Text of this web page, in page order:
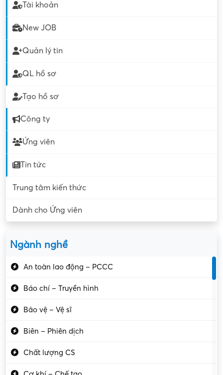
Tài khoản
New JOB
Quản lý tin
QL hồ sơ
Tạo hồ sơ
Công ty
Ứng viên
Tin tức
Trung tâm kiến thức
Dành cho Ứng viên
Ngành nghề
An toàn lao động – PCCC
Báo chí – Truyền hình
Bảo vệ – Vệ sĩ
Biên – Phiên dịch
Chất lượng CS